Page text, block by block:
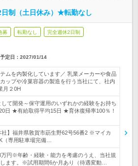
日制（土日休み）★転勤なし
募 転勤なし 完全週休2日制
定日： 2027/01/14
ムを内製化しています／ 乳業メーカーや食品
ップや冷菓容器の製造を行う当社にて、社内
月２0H
して開発～保守運用のいずれかの経験をお持ち
日 ★有給取得平均15日 ★育休復帰率100％！
社】福井県敦賀市莇生野62号56番2 ※マイカ
（専用駐車場完備…
円※年齢・経験・能力を考慮のうえ、当社規
ます。※試用期間6か月あり（待遇変動…